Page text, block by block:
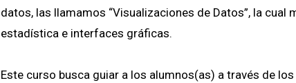
datos, las llamamos “Visualizaciones de Datos”, la
estadística e interfaces gráficas.
Este curso busca guiar a los alumnos(as) a través de